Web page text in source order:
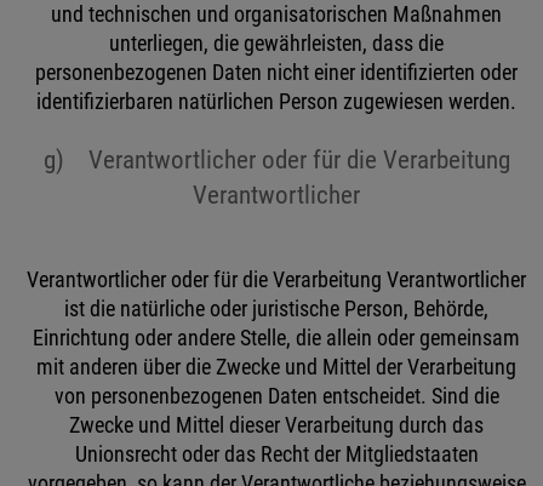
und technischen und organisatorischen Maßnahmen
unterliegen, die gewährleisten, dass die
personenbezogenen Daten nicht einer identifizierten oder
identifizierbaren natürlichen Person zugewiesen werden.
g) Verantwortlicher oder für die Verarbeitung
Verantwortlicher
Verantwortlicher oder für die Verarbeitung Verantwortlicher
ist die natürliche oder juristische Person, Behörde,
Einrichtung oder andere Stelle, die allein oder gemeinsam
mit anderen über die Zwecke und Mittel der Verarbeitung
von personenbezogenen Daten entscheidet. Sind die
Zwecke und Mittel dieser Verarbeitung durch das
Unionsrecht oder das Recht der Mitgliedstaaten